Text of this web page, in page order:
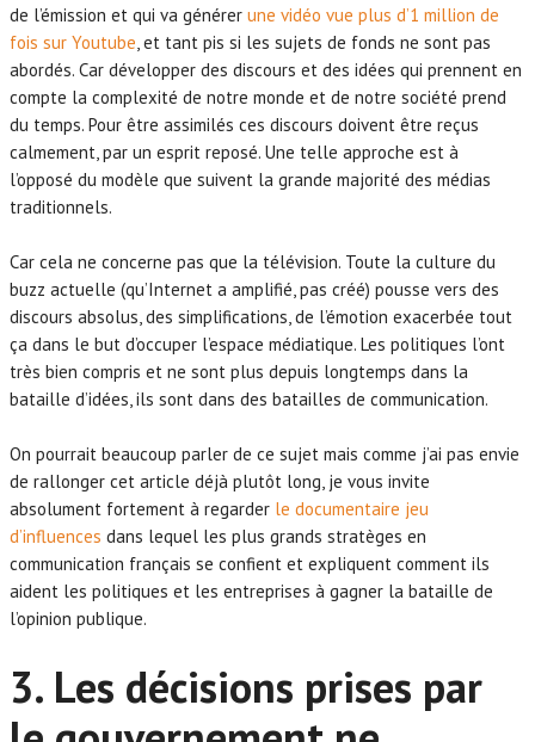
de l’émission et qui va générer une vidéo vue plus d’1 million de
fois sur Youtube , et tant pis si les sujets de fonds ne sont pas
abordés. Car développer des discours et des idées qui prennent en
compte la complexité de notre monde et de notre société prend
du temps. Pour être assimilés ces discours doivent être reçus
calmement, par un esprit reposé. Une telle approche est à
l’opposé du modèle que suivent la grande majorité des médias
traditionnels.
Car cela ne concerne pas que la télévision. Toute la culture du
buzz actuelle (qu’Internet a amplifié, pas créé) pousse vers des
discours absolus, des simplifications, de l’émotion exacerbée tout
ça dans le but d’occuper l’espace médiatique. Les politiques l’ont
très bien compris et ne sont plus depuis longtemps dans la
bataille d’idées, ils sont dans des batailles de communication.
On pourrait beaucoup parler de ce sujet mais comme j’ai pas envie
de rallonger cet article déjà plutôt long, je vous invite
absolument fortement à regarder le documentaire jeu
d’influences dans lequel les plus grands stratèges en
communication français se confient et expliquent comment ils
aident les politiques et les entreprises à gagner la bataille de
l’opinion publique.
3. Les décisions prises par